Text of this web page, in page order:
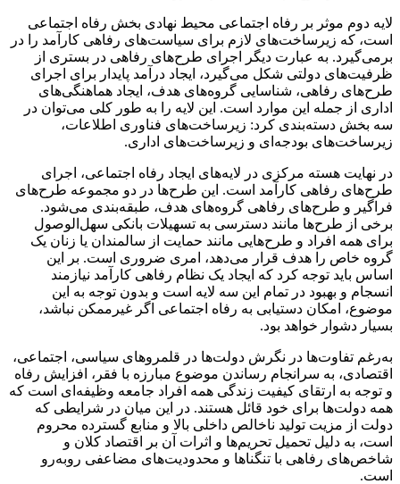
لایه دوم موثر بر رفاه ‌اجتماعی محیط نهادی بخش رفاه ‌اجتماعی
است، که زیرساخت‌های لازم برای سیاست‌های رفاهی کارآمد را در
برمی‌گیرد. به عبارت دیگر اجرای طرح‌های رفاهی در بستری از
ظرفیت‌های دولتی شکل می‌گیرد، ایجاد درآمد پایدار برای اجرای
طرح‌های رفاهی، شناسایی گروه‌های هدف، ایجاد هماهنگی‌های
اداری از جمله این موارد است. این لایه را به ‌طور کلی می‌توان در
سه بخش دسته‌بندی کرد: زیرساخت‌های فناوری اطلاعات،
زیرساخت‌های بودجه‌ای و زیرساخت‌های اداری.
در نهایت هسته مرکزی در لایه‌های ایجاد رفاه ‌اجتماعی، اجرای
طرح‌های رفاهی کارآمد است. این طرح‌ها در دو مجموعه طرح‌های
فراگیر و طرح‌های رفاهی گروه‌های هدف، طبقه‌بندی می‌شود.
برخی از طرح‌ها مانند دسترسی به تسهیلات بانکی سهل‌الوصول
برای همه افراد و طرح‌هایی مانند حمایت از سالمندان یا زنان یک
گروه خاص را هدف قرار می‌دهد، امری ضروری است. بر این
اساس باید توجه کرد که ایجاد یک نظام رفاهی کارآمد نیازمند
انسجام و بهبود در تمام این سه لایه است و بدون توجه به این
موضوع، امکان دستیابی به رفاه ‌اجتماعی اگر غیر‌ممکن نباشد،
بسیار دشوار خواهد بود.
به‌رغم تفاوت‌ها در نگرش دولت‌ها در قلمروهای سیاسی، اجتماعی،
اقتصادی، به سرانجام رساندن موضوع مبارزه با فقر، افزایش رفاه
و توجه به ارتقای کیفیت زندگی همه افراد جامعه وظیفه‌ای است که
همه دولت‌ها برای خود قائل هستند. در این میان در شرایطی که
دولت از مزیت تولید ناخالص داخلی بالا و منابع گسترده محروم
است، به ‌دلیل تحمیل تحریم‌ها و اثرات آن بر اقتصاد کلان و
شاخص‌های رفاهی با تنگناها و محدودیت‌های مضاعفی روبه‌رو
است‌.